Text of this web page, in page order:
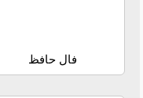
فال حافظ